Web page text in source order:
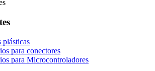
plásticas
para conectores
para Microcontroladores